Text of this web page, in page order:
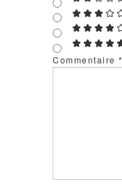
Commentaire*